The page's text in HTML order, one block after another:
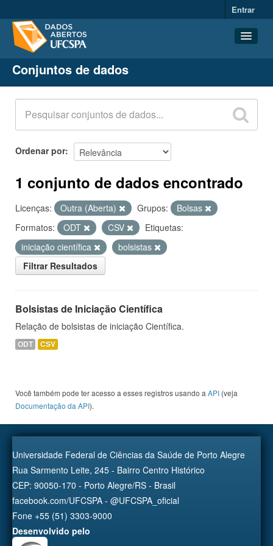
Entrar
Conjuntos de dados
Organizações
Grupos
Sobre
Conjuntos de dados
Ordenar por
1 conjunto de dados encontrado
Licenças: Outra (Aberta) Grupos:
Bolsas
Formatos:
ODT CSV
Etiquetas:
iniciação científica
bolsistas
Filtrar Resultados
Bolsistas de Iniciação Científica
Relação de bolsistas de iniciação Científica.
ODT CSV
Você também pode ter acesso a esses registros usando a API (veja
Documentação da API).
Universidade Federal de Ciências da Saúde de Porto Alegre
Rua Sarmento Leite, 245 - Bairro Centro Histórico
CEP: 90050-170 - Porto Alegre/RS - Brasil
facebook.com/UFCSPA - @UFCSPA_oficial
Fone +55 (51) 3303-9000
Desenvolvido pelo